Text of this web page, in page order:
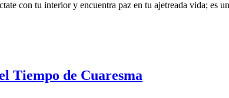
con tu interior y encuentra paz en tu ajetreada vida; es
Tiempo de Cuaresma